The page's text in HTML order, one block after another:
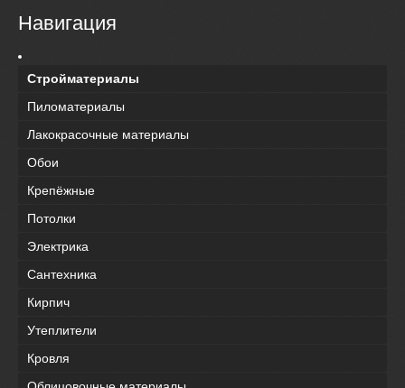
Навигация
Стройматериалы
Пиломатериалы
Лакокрасочные материалы
Обои
Крепёжные
Потолки
Электрика
Сантехника
Кирпич
Утеплители
Кровля